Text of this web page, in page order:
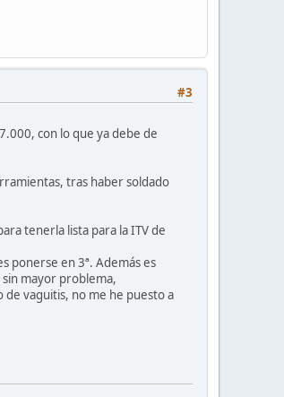
#3
con lo que ya debe de
tras haber soldado
tenerla lista para la ITV de
ponerse en 3ª. Además es
mayor problema,
vaguitis, no me he puesto a